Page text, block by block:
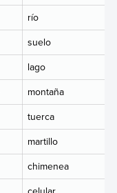
río
suelo
lago
montaña
tuerca
martillo
chimenea